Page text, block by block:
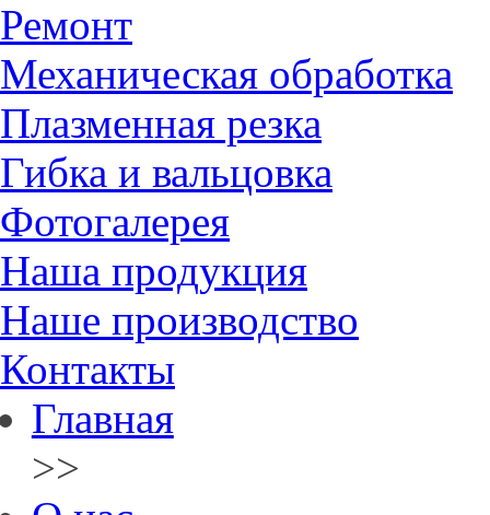
Ремонт
Механическая обработка
Плазменная резка
Гибка и вальцовка
Фотогалерея
Наша продукция
Наше производство
Контакты
Главная
>>